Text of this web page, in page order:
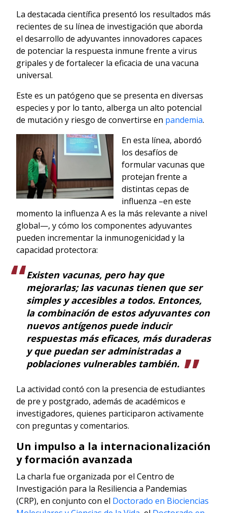
La destacada científica presentó los resultados más
recientes de su línea de investigación que aborda
el desarrollo de adyuvantes innovadores capaces
de potenciar la respuesta inmune frente a virus
gripales y de fortalecer la eficacia de una vacuna
universal.
Este es un patógeno que se presenta en diversas
especies y por lo tanto, alberga un alto potencial
de mutación y riesgo de convertirse en pandemia.
En esta línea, abordó
los desafíos de
formular vacunas que
protejan frente a
distintas cepas de
influenza –en este
momento la influenza A es la más relevante a nivel
global—, y cómo los componentes adyuvantes
pueden incrementar la inmunogenicidad y la
capacidad protectora:
Existen vacunas, pero hay que
mejorarlas; las vacunas tienen que ser
simples y accesibles a todos. Entonces,
la combinación de estos adyuvantes con
nuevos antígenos puede inducir
respuestas más eficaces, más duraderas
y que puedan ser administradas a
poblaciones vulnerables también.
La actividad contó con la presencia de estudiantes
de pre y postgrado, además de académicos e
investigadores, quienes participaron activamente
con preguntas y comentarios.
Un impulso a la internacionalización
y formación avanzada
La charla fue organizada por el Centro de
Investigación para la Resiliencia a Pandemias
(CRP), en conjunto con el Doctorado en Biociencias